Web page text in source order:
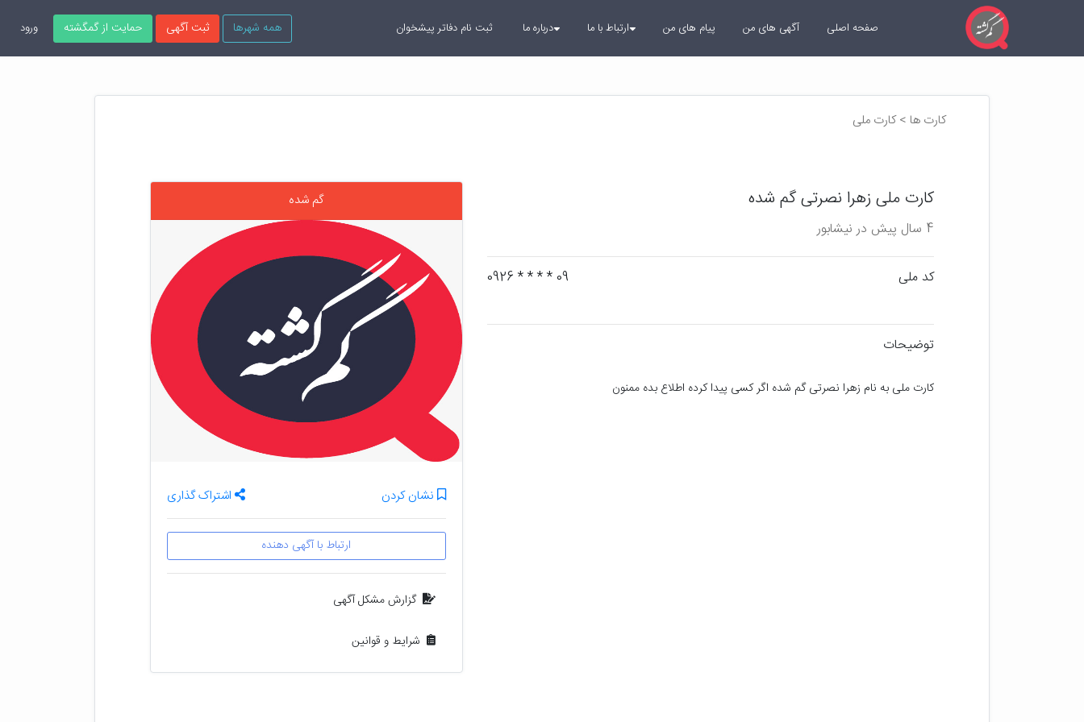
همه شهرها ثبت آگهی حمایت از گمگشته ورود صفحه اصلی آگهی های من پیام های من ارتباط با ما درباره ما ثبت نام دفاتر پیشخوان
کارت ها > کارت ملی
کارت ملی زهرا نصرتی گم شده
4 سال پیش در نیشابور
کد ملی 09 * * * * 0926
توضیحات
کارت ملی به نام زهرا نصرتی گم شده اگر کسی پیدا کرده اطلاع بده ممنون
گم شده
نشان کردن اشتراک گذاری
ارتباط با آگهی دهنده
گزارش مشکل آگهی
شرایط و قوانین